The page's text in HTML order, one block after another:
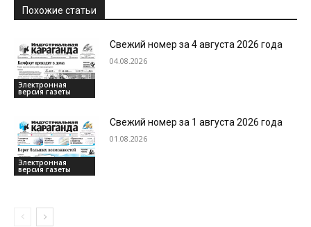
Похожие статьи
Электронная
версия газеты
Свежий номер за 4 августа 2026 года
04.08.2026
Электронная
версия газеты
Свежий номер за 1 августа 2026 года
01.08.2026